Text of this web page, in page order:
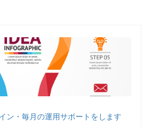
ン・毎月の運用サポートをします